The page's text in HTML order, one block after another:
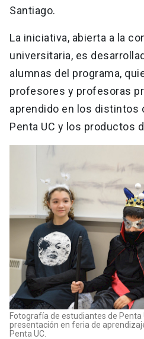
Santiago.
La iniciativa, abierta a la
universitaria, es
alumnas del programa,
profesores y profesoras
aprendido en los distintos
Penta UC y los productos
Fotografía de estudiantes de
presentación en feria de
Penta UC.